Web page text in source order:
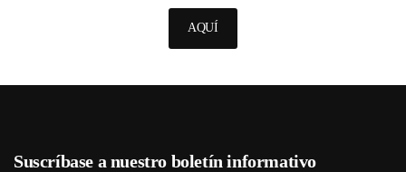
AQUÍ
Suscríbase a nuestro boletín informativo